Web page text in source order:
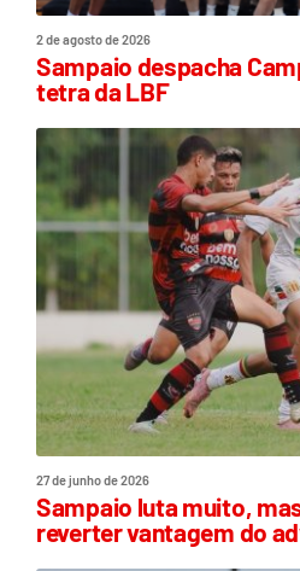
2 de agosto de 2026
Sampaio despacha
tetra da LBF
27 de junho de 2026
Sampaio luta muito,
reverter vantagem do